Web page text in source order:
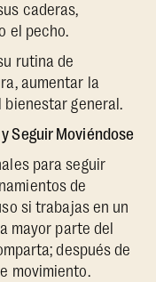
caderas,
el pecho.
rutina de
aumentar la
general.
Seguir Moviéndose
para seguir
de
si trabajas en un
mayor parte del
después de
movimiento.